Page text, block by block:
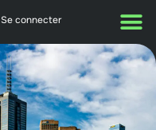
Se connecter